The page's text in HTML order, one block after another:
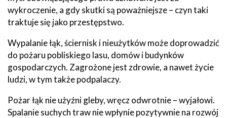
wykroczenie, a gdy skutki są poważniejsze – czyn taki
traktuje się jako przestępstwo.
Wypalanie łąk, ściernisk i nieużytków może doprowadzić
do pożaru pobliskiego lasu, domów i budynków
gospodarczych. Zagrożone jest zdrowie, a nawet życie
ludzi, w tym także podpalaczy.
Pożar łąk nie użyźni gleby, wręcz odwrotnie – wyjałowi.
Spalanie suchych traw nie wpłynie pozytywnie na rozwój